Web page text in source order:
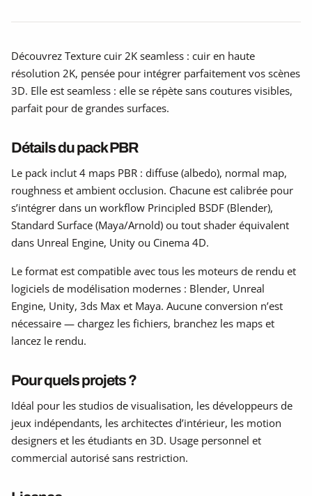
Découvrez Texture cuir 2K seamless : cuir en haute
résolution 2K, pensée pour intégrer parfaitement vos scènes
3D. Elle est seamless : elle se répète sans coutures visibles,
parfait pour de grandes surfaces.
Détails du pack PBR
Le pack inclut 4 maps PBR : diffuse (albedo), normal map,
roughness et ambient occlusion. Chacune est calibrée pour
s’intégrer dans un workflow Principled BSDF (Blender),
Standard Surface (Maya/Arnold) ou tout shader équivalent
dans Unreal Engine, Unity ou Cinema 4D.
Le format est compatible avec tous les moteurs de rendu et
logiciels de modélisation modernes : Blender, Unreal
Engine, Unity, 3ds Max et Maya. Aucune conversion n’est
nécessaire — chargez les fichiers, branchez les maps et
lancez le rendu.
Pour quels projets ?
Idéal pour les studios de visualisation, les développeurs de
jeux indépendants, les architectes d’intérieur, les motion
designers et les étudiants en 3D. Usage personnel et
commercial autorisé sans restriction.